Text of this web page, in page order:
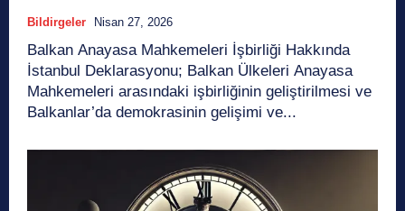
Bildirgeler Nisan 27, 2026
Balkan Anayasa Mahkemeleri İşbirliği Hakkında
İstanbul Deklarasyonu; Balkan Ülkeleri Anayasa
Mahkemeleri arasındaki işbirliğinin geliştirilmesi ve
Balkanlar’da demokrasinin gelişimi ve...